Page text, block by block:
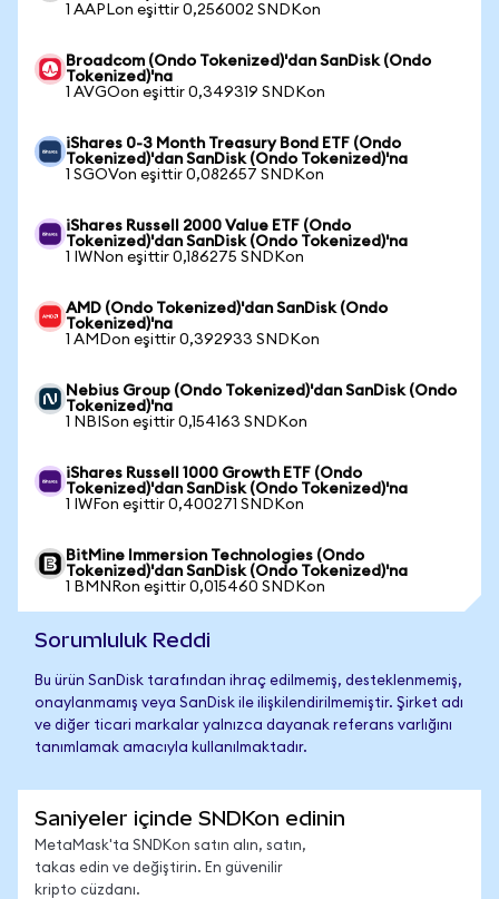
1 AAPLon eşittir 0,256002 SNDKon
Broadcom (Ondo Tokenized)'dan SanDisk (Ondo
Tokenized)'na
1 AVGOon eşittir 0,349319 SNDKon
iShares 0-3 Month Treasury Bond ETF (Ondo
Tokenized)'dan SanDisk (Ondo Tokenized)'na
1 SGOVon eşittir 0,082657 SNDKon
iShares Russell 2000 Value ETF (Ondo
Tokenized)'dan SanDisk (Ondo Tokenized)'na
1 IWNon eşittir 0,186275 SNDKon
AMD (Ondo Tokenized)'dan SanDisk (Ondo
Tokenized)'na
1 AMDon eşittir 0,392933 SNDKon
Nebius Group (Ondo Tokenized)'dan SanDisk (Ondo
Tokenized)'na
1 NBISon eşittir 0,154163 SNDKon
iShares Russell 1000 Growth ETF (Ondo
Tokenized)'dan SanDisk (Ondo Tokenized)'na
1 IWFon eşittir 0,400271 SNDKon
BitMine Immersion Technologies (Ondo
Tokenized)'dan SanDisk (Ondo Tokenized)'na
1 BMNRon eşittir 0,015460 SNDKon
Sorumluluk Reddi
Bu ürün SanDisk tarafından ihraç edilmemiş, desteklenmemiş,
onaylanmamış veya SanDisk ile ilişkilendirilmemiştir. Şirket adı
ve diğer ticari markalar yalnızca dayanak referans varlığını
tanımlamak amacıyla kullanılmaktadır.
Saniyeler içinde SNDKon edinin
MetaMask'ta SNDKon satın alın, satın,
takas edin ve değiştirin. En güvenilir
kripto cüzdanı.